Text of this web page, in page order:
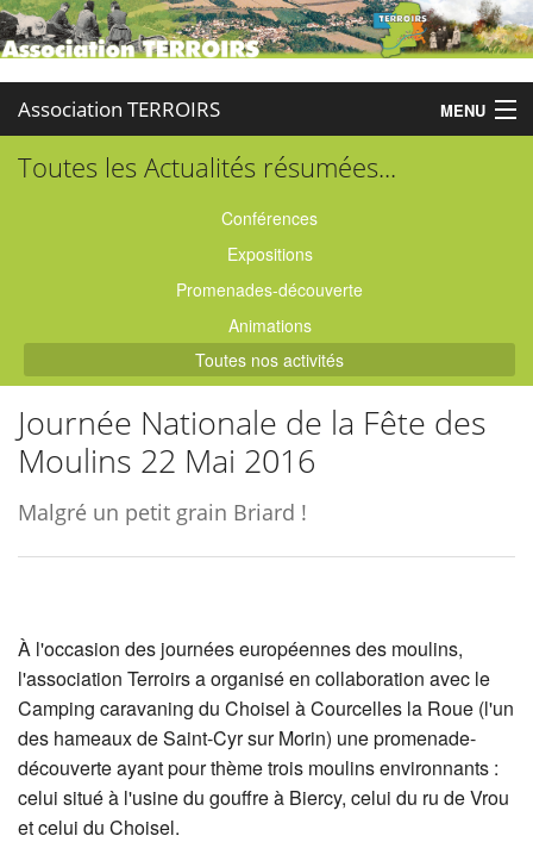
Association TERROIRS MENU
Accueil
Partenaires
Enquêtes
Contact
Boutique
Toutes les Actualités résumées...
Conférences
Expositions
Promenades-découverte
Animations
Toutes nos activités
Journée Nationale de la Fête des
Moulins 22 Mai 2016
Malgré un petit grain Briard !
À l'occasion des journées européennes des moulins,
l'association Terroirs a organisé en collaboration avec le
Camping caravaning du Choisel à Courcelles la Roue (l'un
des hameaux de Saint-Cyr sur Morin) une promenade-
découverte ayant pour thème trois moulins environnants :
celui situé à l'usine du gouffre à Biercy, celui du ru de Vrou
et celui du Choisel.